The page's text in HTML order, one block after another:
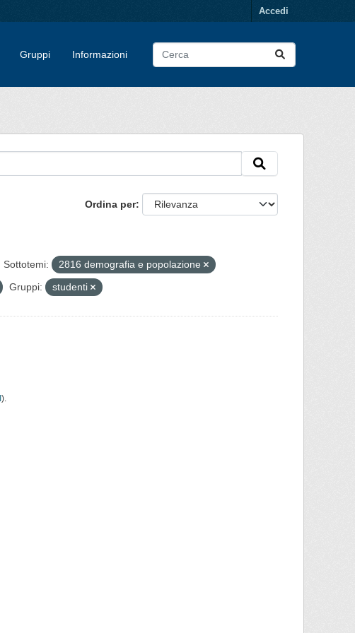
Accedi
Gruppi Informazioni
Ordina per
Sottotemi:
2816 demografia e popolazione
Gruppi: studenti
).